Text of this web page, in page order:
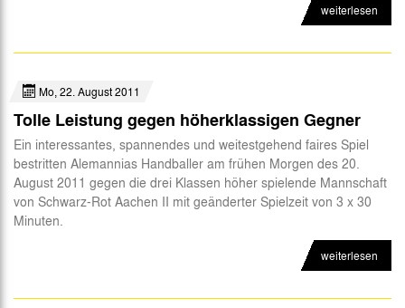
weiterlesen
Mo, 22. August 2011
Tolle Leistung gegen höherklassigen Gegner
Ein interessantes, spannendes und weitestgehend faires Spiel
bestritten Alemannias Handballer am frühen Morgen des 20.
August 2011 gegen die drei Klassen höher spielende Mannschaft
von Schwarz-Rot Aachen II mit geänderter Spielzeit von 3 x 30
Minuten.
weiterlesen